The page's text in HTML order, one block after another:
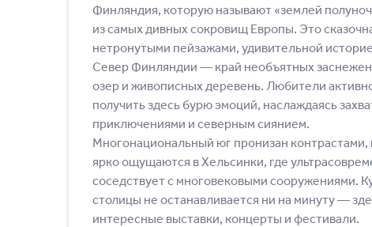
Финляндия, которую называют «землей
из самых дивных сокровищ Европы. Это
нетронутыми пейзажами, удивительной
Север Финляндии — край необъятных
озер и живописных деревень. Любители
получить здесь бурю эмоций, наслаждаясь
приключениями и северным сиянием.
Многонациональный юг пронизан
ярко ощущаются в Хельсинки, где
соседствует с многовековыми сооружениями.
столицы не останавливается ни на минуту —
интересные выставки, концерты и фестивали.